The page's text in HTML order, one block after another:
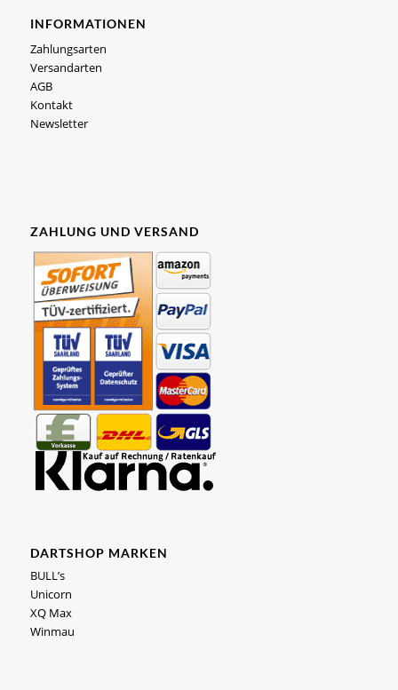
INFORMATIONEN
Zahlungsarten
Versandarten
AGB
Kontakt
Newsletter
ZAHLUNG UND VERSAND
DARTSHOP MARKEN
BULL’s
Unicorn
XQ Max
Winmau